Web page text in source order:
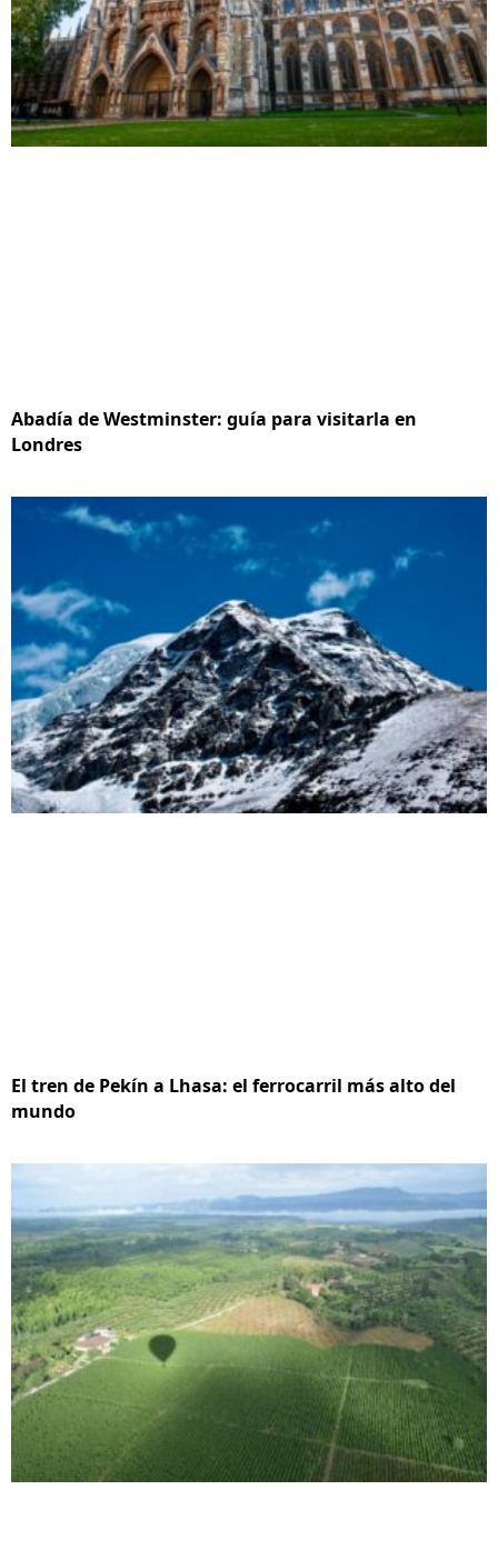
Abadía de Westminster: guía para visitarla en
Londres
El tren de Pekín a Lhasa: el ferrocarril más alto del
mundo